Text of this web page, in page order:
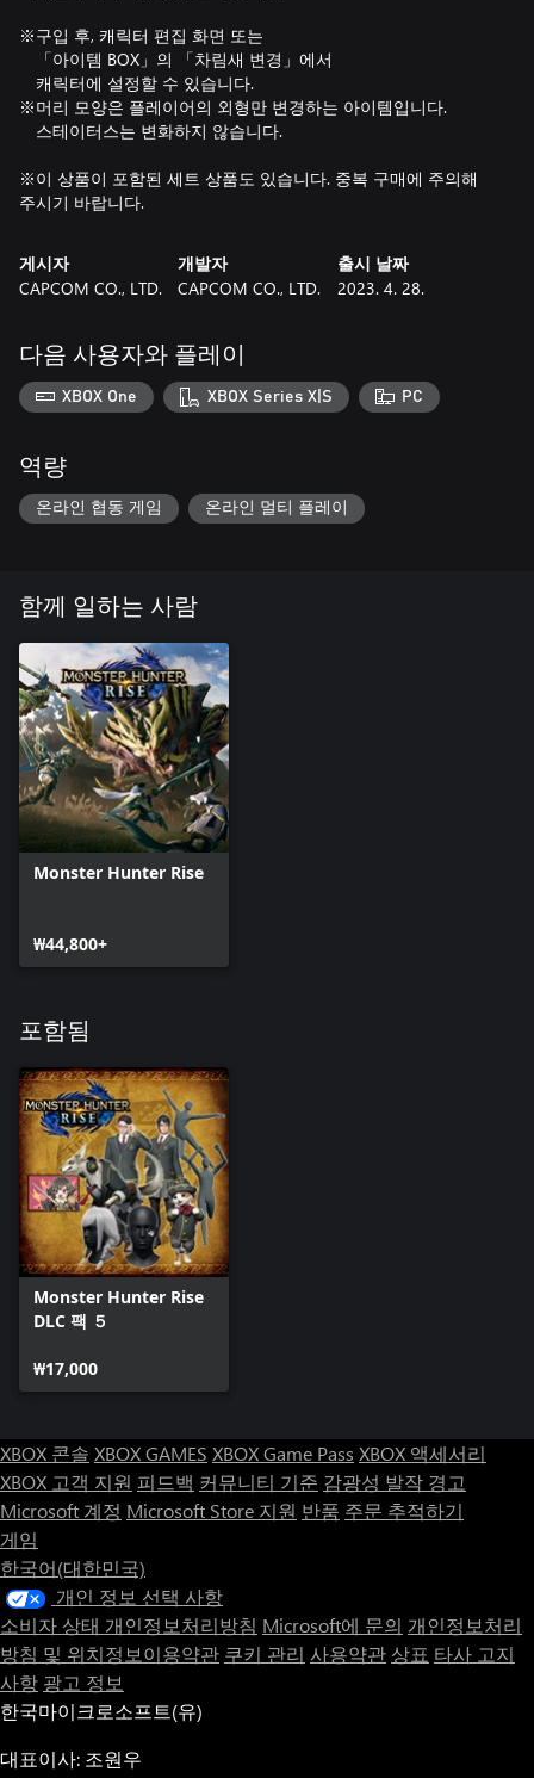
※구입 후, 캐릭터 편집 화면 또는
「아이템 BOX」의 「차림새 변경」에서
캐릭터에 설정할 수 있습니다.
※머리 모양은 플레이어의 외형만 변경하는 아이템입니다.
스테이터스는 변화하지 않습니다.
※이 상품이 포함된 세트 상품도 있습니다. 중복 구매에 주의해
주시기 바랍니다.
게시자
CAPCOM CO., LTD.
개발자
CAPCOM CO., LTD.
출시 날짜
2023. 4. 28.
다음 사용자와 플레이
XBOX One XBOX Series X|S PC
역량
온라인 협동 게임 온라인 멀티 플레이
함께 일하는 사람
Monster Hunter Rise
₩44,800+
포함됨
Monster Hunter Rise
DLC 팩 ５
₩17,000
XBOX 콘솔 XBOX GAMES XBOX Game Pass XBOX 액세서리
XBOX 고객 지원 피드백 커뮤니티 기준 감광성 발작 경고
Microsoft 계정 Microsoft Store 지원 반품 주문 추적하기
게임
한국어(대한민국)
개인 정보 선택 사항
소비자 상태 개인정보처리방침 Microsoft에 문의 개인정보처리
방침 및 위치정보이용약관 쿠키 관리 사용약관 상표 타사 고지
사항 광고 정보
한국마이크로소프트(유)
대표이사: 조원우